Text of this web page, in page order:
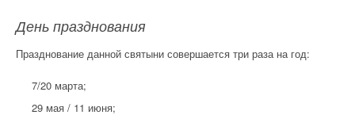
День празднования
Празднование данной святыни совершается три раза на год:
7/20 марта;
29 мая / 11 июня;